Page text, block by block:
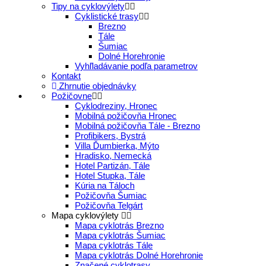
Tipy na cyklovýlety
Cyklistické trasy
Brezno
Tále
Šumiac
Dolné Horehronie
Vyhľladávanie podľa parametrov
Kontakt
Zhrnutie objednávky
Požičovne
Cyklodreziny, Hronec
Mobilná požičovňa Hronec
Mobilná požičovňa Tále - Brezno
Profibikers, Bystrá
Villa Ďumbierka, Mýto
Hradisko, Nemecká
Hotel Partizán, Tále
Hotel Stupka, Tále
Kúria na Táloch
Požičovňa Šumiac
Požičovňa Telgárt
Mapa cyklovýlety
Mapa cyklotrás Brezno
Mapa cyklotrás Šumiac
Mapa cyklotrás Tále
Mapa cyklotrás Dolné Horehronie